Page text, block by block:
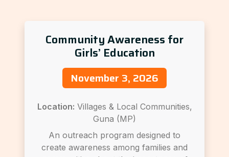
Community Awareness for
Girls’ Education
November 3, 2026
Location: Villages & Local Communities,
Guna (MP)
An outreach program designed to
create awareness among families and